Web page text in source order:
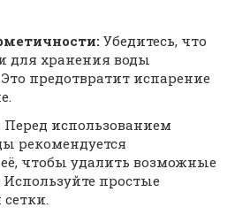
Убедитесь, что
для хранения воды
предотвратит испарение
Перед использованием
рекомендуется
чтобы удалить возможные
Используйте простые